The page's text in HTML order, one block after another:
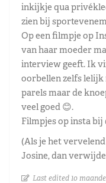
inkijkje qua
zien bij
Op een filmpje op
van haar moeder
interview geeft. Ik
oorbellen zelfs lelijk
parels maar de
veel goed 😊.
Filmpjes op insta bij
(Als je het
Josine, dan
Last edited 10